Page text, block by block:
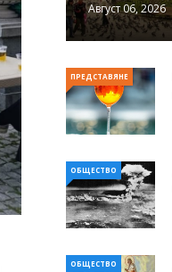
Август 06, 2026
ПРЕДСТАВЯНЕ
ОБЩЕСТВО
ОБЩЕСТВО